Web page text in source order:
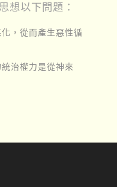
想以下問題：
，從而產生惡性循
治權力是從神來